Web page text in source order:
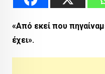
«Από εκεί που
έχει».